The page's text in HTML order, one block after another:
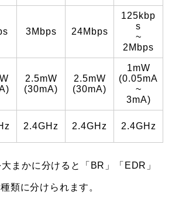
3Mbps 24Mbps
125kbp
s
~
2Mbps
2.5mW
(30mA)
2.5mW
(30mA)
1mW
(0.05mA
~
3mA)
2.4GHz 2.4GHz 2.4GHz
まかに分けると「BR」「EDR」
類に分けられます。